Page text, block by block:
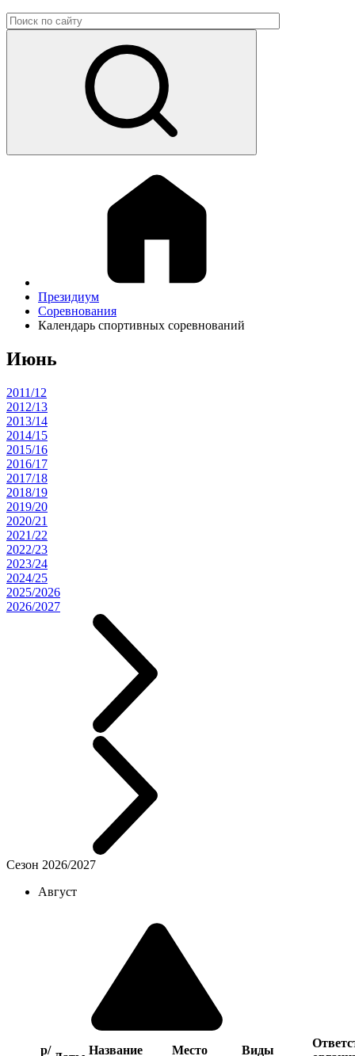
Президиум
Соревнования
Календарь спортивных соревнований
Июнь
2011/12
2012/13
2013/14
2014/15
2015/16
2016/17
2017/18
2018/19
2019/20
2020/21
2021/22
2022/23
2023/24
2024/25
2025/2026
2026/2027
Сезон 2026/2027
Август
р/ Название Место Виды